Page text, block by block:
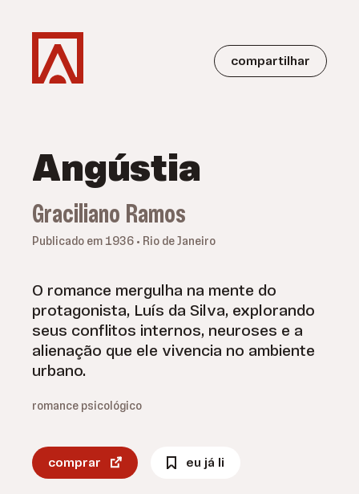
compartilhar
Angústia
Graciliano Ramos
Publicado em 1936 • Rio de Janeiro
O romance mergulha na mente do
protagonista, Luís da Silva, explorando
seus conflitos internos, neuroses e a
alienação que ele vivencia no ambiente
urbano.
romance psicológico
comprar eu já li